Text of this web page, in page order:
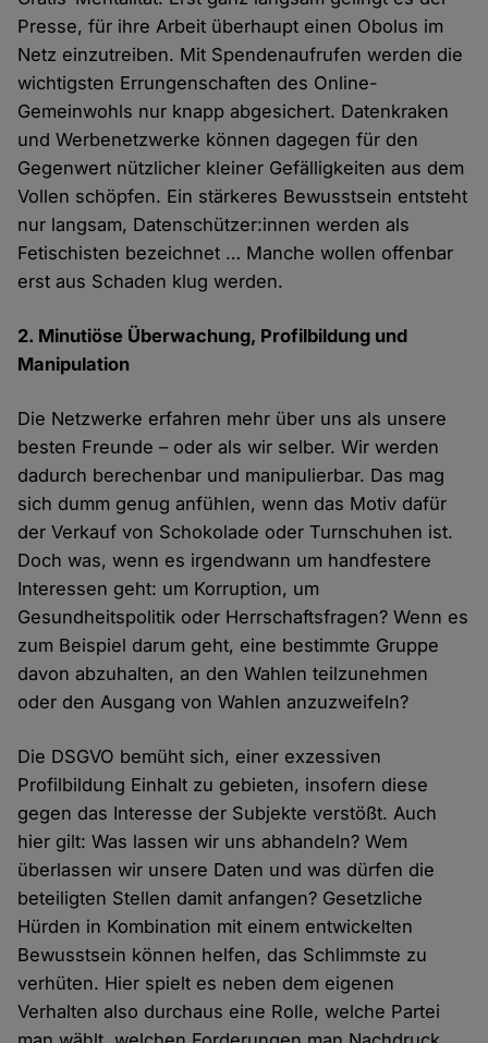
Presse, für ihre Arbeit überhaupt einen Obolus im
Netz einzutreiben. Mit Spendenaufrufen werden die
wichtigsten Errungenschaften des Online-
Gemeinwohls nur knapp abgesichert. Datenkraken
und Werbenetzwerke können dagegen für den
Gegenwert nützlicher kleiner Gefälligkeiten aus dem
Vollen schöpfen. Ein stärkeres Bewusstsein entsteht
nur langsam, Datenschützer:innen werden als
Fetischisten bezeichnet … Manche wollen offenbar
erst aus Schaden klug werden.
2. Minutiöse Überwachung, Profilbildung und
Manipulation
Die Netzwerke erfahren mehr über uns als unsere
besten Freunde – oder als wir selber. Wir werden
dadurch berechenbar und manipulierbar. Das mag
sich dumm genug anfühlen, wenn das Motiv dafür
der Verkauf von Schokolade oder Turnschuhen ist.
Doch was, wenn es irgendwann um handfestere
Interessen geht: um Korruption, um
Gesundheitspolitik oder Herrschaftsfragen? Wenn es
zum Beispiel darum geht, eine bestimmte Gruppe
davon abzuhalten, an den Wahlen teilzunehmen
oder den Ausgang von Wahlen anzuzweifeln?
Die DSGVO bemüht sich, einer exzessiven
Profilbildung Einhalt zu gebieten, insofern diese
gegen das Interesse der Subjekte verstößt. Auch
hier gilt: Was lassen wir uns abhandeln? Wem
überlassen wir unsere Daten und was dürfen die
beteiligten Stellen damit anfangen? Gesetzliche
Hürden in Kombination mit einem entwickelten
Bewusstsein können helfen, das Schlimmste zu
verhüten. Hier spielt es neben dem eigenen
Verhalten also durchaus eine Rolle, welche Partei